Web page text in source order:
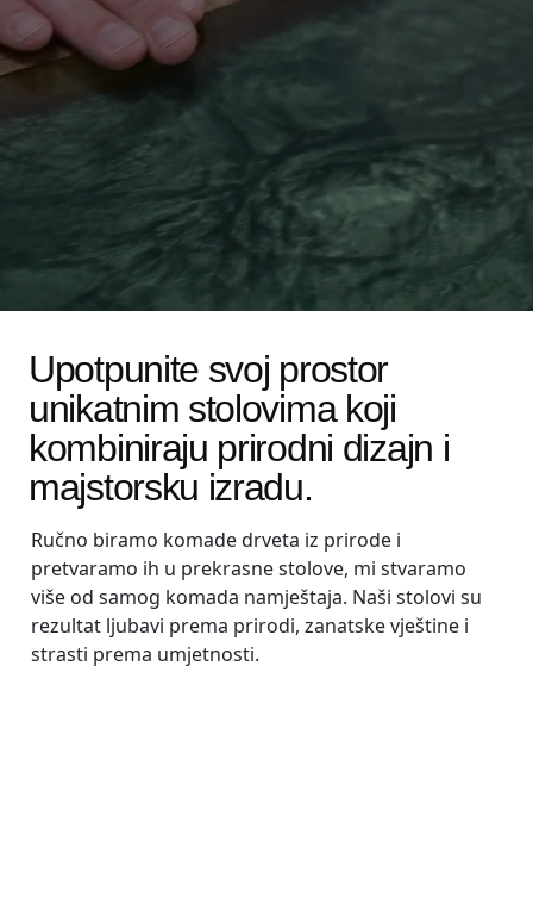
Upotpunite svoj prostor
unikatnim stolovima koji
kombiniraju prirodni dizajn i
majstorsku izradu.
Ručno biramo komade drveta iz prirode i
pretvaramo ih u prekrasne stolove, mi stvaramo
više od samog komada namještaja. Naši stolovi su
rezultat ljubavi prema prirodi, zanatske vještine i
strasti prema umjetnosti.